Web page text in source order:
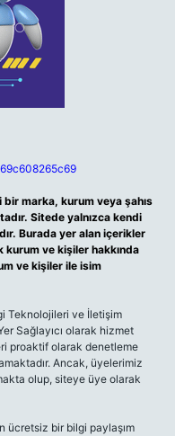
marka, kurum veya şahıs
Sitede yalnızca kendi
Burada yer alan içerikler
ve kişiler hakkında
ve kişiler ile isim
Teknolojileri ve İletişim
Sağlayıcı olarak hizmet
proaktif olarak denetleme
Ancak, üyelerimiz
olup, siteye üye olarak
ücretsiz bir bilgi paylaşım